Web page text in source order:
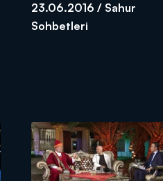
23.06.2016 / Sahur
Sohbetleri